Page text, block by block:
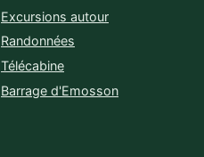
Excursions autour
Randonnées
Télécabine
Barrage d'Emosson